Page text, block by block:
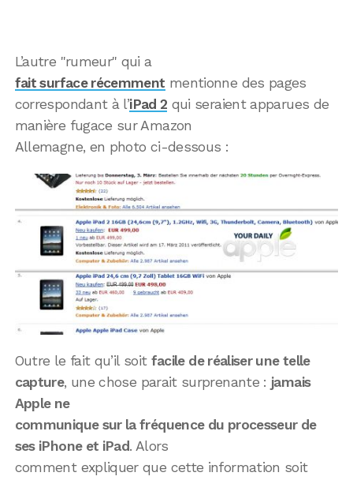
L’autre "rumeur" qui a
fait surface récemment mentionne des pages
correspondant à l’iPad 2 qui seraient apparues de
manière fugace sur Amazon
Allemagne, en photo ci-dessous :
Outre le fait qu’il soit facile de réaliser une telle
capture, une chose parait surprenante : jamais
Apple ne
communique sur la fréquence du processeur de
ses iPhone et iPad. Alors
comment expliquer que cette information soit